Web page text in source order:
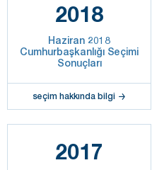
2018
Haziran 2018
Cumhurbaşkanlığı Seçimi
Sonuçları
seçim hakkında bilgi
2017